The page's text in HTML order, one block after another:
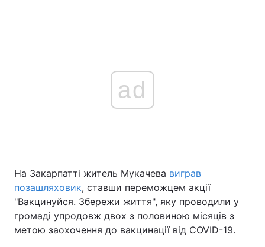
ad
На Закарпатті житель Мукачева виграв
позашляховик, ставши переможцем акції
"Вакцинуйся. Збережи життя", яку проводили у
громаді упродовж двох з половиною місяців з
метою заохочення до вакцинації від COVID-19.